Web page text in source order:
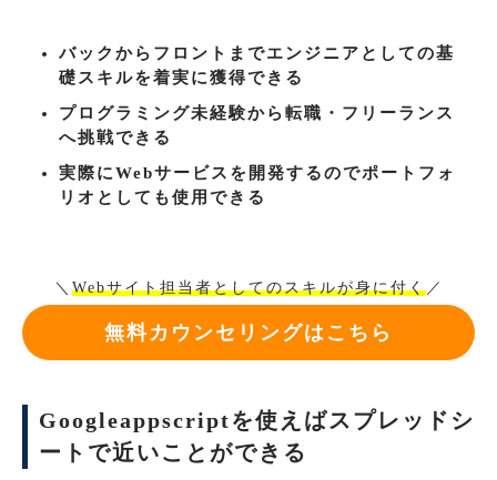
バックからフロントまでエンジニアとしての基
礎スキルを着実に獲得できる
プログラミング未経験から転職・フリーランス
へ挑戦できる
実際にWebサービスを開発するのでポートフォ
リオとしても使用できる
＼ Webサイト担当者としてのスキルが身に付く／
無料カウンセリングはこちら
Googleappscriptを使えばスプレッドシ
ートで近いことができる